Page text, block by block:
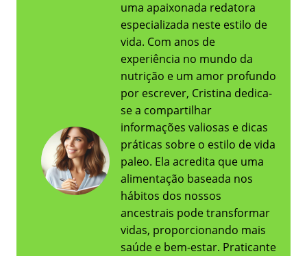
uma apaixonada redatora
especializada neste estilo de
vida. Com anos de
experiência no mundo da
nutrição e um amor profundo
por escrever, Cristina dedica-
se a compartilhar
informações valiosas e dicas
práticas sobre o estilo de vida
paleo. Ela acredita que uma
alimentação baseada nos
hábitos dos nossos
ancestrais pode transformar
vidas, proporcionando mais
saúde e bem-estar. Praticante